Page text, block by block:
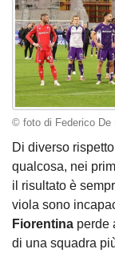
© foto di Federico De
Di diverso
qualcosa, nei
il risultato è
viola sono
Fiorentina perde
di una squadra